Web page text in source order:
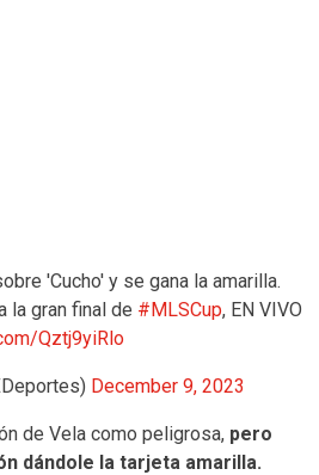
'Cucho' y se gana la amarilla.
la gran final de #MLSCup, EN VIVO
Qztj9yiRlo
December 9, 2023
de Vela como peligrosa, pero
dándole la tarjeta amarilla.